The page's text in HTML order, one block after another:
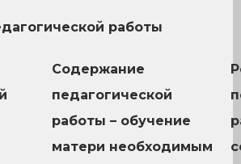
работы
Содержание
педагогической
работы – обучение
матери необходимым